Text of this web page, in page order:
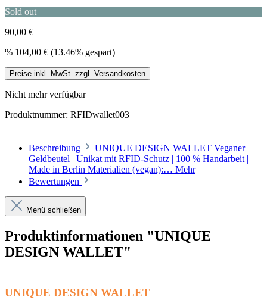
Sold out
90,00 €
% 104,00 € (13.46% gespart)
Preise inkl. MwSt. zzgl. Versandkosten
Nicht mehr verfügbar
Produktnummer: RFIDwallet003
Beschreibung
UNIQUE DESIGN WALLET Veganer
Geldbeutel | Unikat mit RFID-Schutz | 100 % Handarbeit |
Made in Berlin Materialien (vegan):… Mehr
Bewertungen
Menü schließen
Produktinformationen "UNIQUE
DESIGN WALLET"
UNIQUE DESIGN WALLET